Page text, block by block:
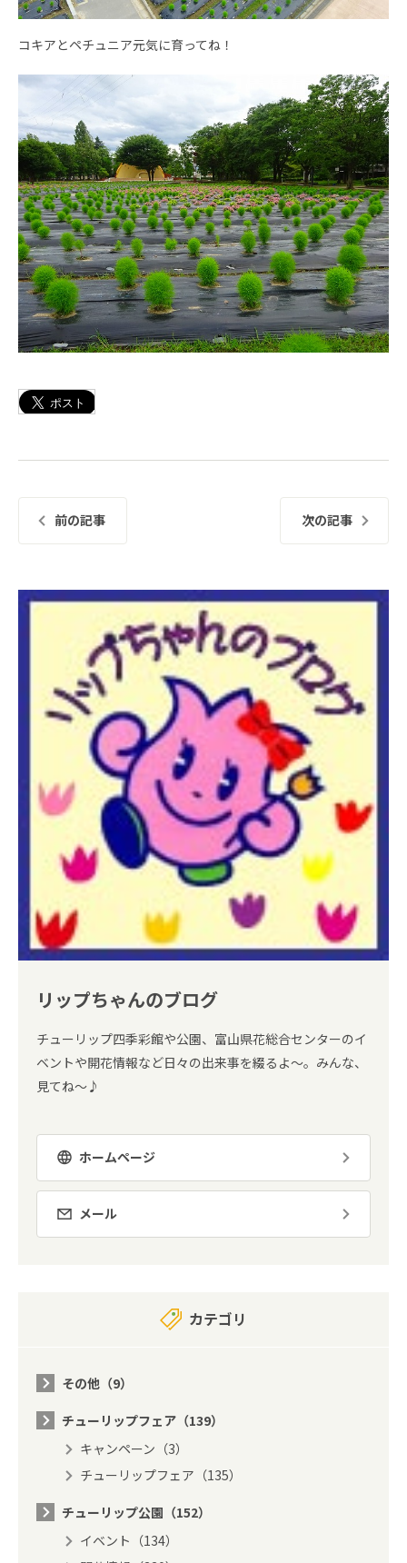
コキアとペチュニア元気に育ってね！
前の記事 次の記事
リップちゃんのブログ
チューリップ四季彩館や公園、富山県花総合センターのイ
ベントや開花情報など日々の出来事を綴るよ～。みんな、
見てね～♪
ホームページ
メール
カテゴリ
その他（9）
チューリップフェア（139）
キャンペーン（3）
チューリップフェア（135）
チューリップ公園（152）
イベント（134）